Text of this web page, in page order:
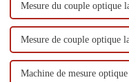
Mesure du couple optique
Mesure de couple optique
Machine de mesure